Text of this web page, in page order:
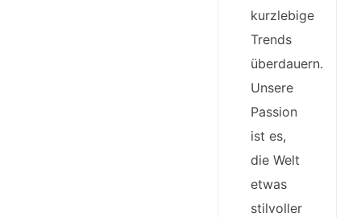
kurzlebige
Trends
überdauern.
Unsere
Passion
ist es,
die Welt
etwas
stilvoller